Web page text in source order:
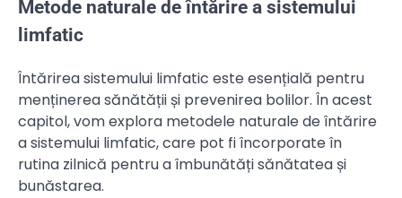
Metode naturale de întărire a sistemului
limfatic
Întărirea sistemului limfatic este esențială pentru
menținerea sănătății și prevenirea bolilor. În acest
capitol, vom explora metodele naturale de întărire
a sistemului limfatic, care pot fi încorporate în
rutina zilnică pentru a îmbunătăți sănătatea și
bunăstarea.